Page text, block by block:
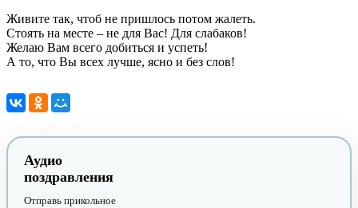
Живите так, чтоб не пришлось потом жалеть.
Стоять на месте – не для Вас! Для слабаков!
Желаю Вам всего добиться и успеть!
А то, что Вы всех лучше, ясно и без слов!
Аудио
поздравления
Отправь прикольное